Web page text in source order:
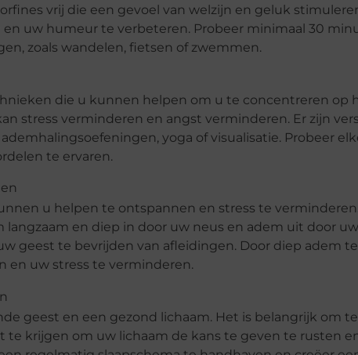
vrij die een gevoel van welzijn en geluk
uw humeur te verbeteren. Probeer minimaal 30
zoals wandelen, fietsen of zwemmen.
die u kunnen helpen om u te concentreren op
stress verminderen en angst verminderen. Er zijn
yoga of visualisatie. Probeer
te ervaren.
u helpen te ontspannen en stress te verminderen.
en diep in door uw neus en adem uit door
geest te bevrijden van afleidingen. Door diep adem
en uw stress te verminderen.
geest en een gezond lichaam. Het is belangrijk om
te krijgen om uw lichaam de kans te geven te rusten